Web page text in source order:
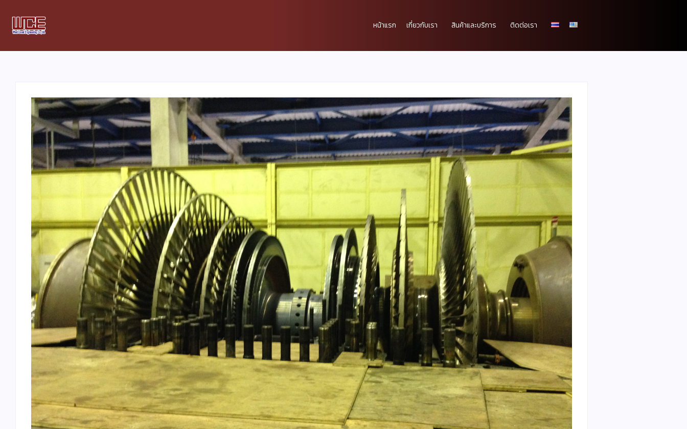
หน้าแรก เกี่ยวกับเรา สินค้าและบริการ ติดต่อเรา